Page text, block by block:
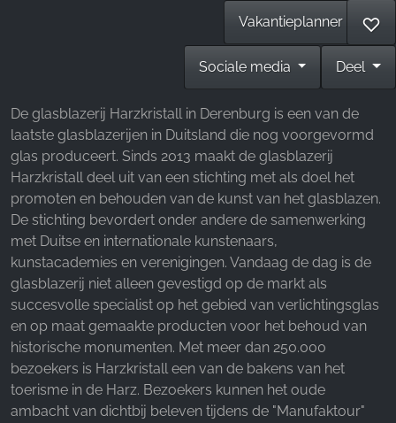
Vakantieplanner ♡
Deel
Sociale media
De glasblazerij Harzkristall in Derenburg is een van de
laatste glasblazerijen in Duitsland die nog voorgevormd
glas produceert. Sinds 2013 maakt de glasblazerij
Harzkristall deel uit van een stichting met als doel het
promoten en behouden van de kunst van het glasblazen.
De stichting bevordert onder andere de samenwerking
met Duitse en internationale kunstenaars,
kunstacademies en verenigingen. Vandaag de dag is de
glasblazerij niet alleen gevestigd op de markt als
succesvolle specialist op het gebied van verlichtingsglas
en op maat gemaakte producten voor het behoud van
historische monumenten. Met meer dan 250.000
bezoekers is Harzkristall een van de bakens van het
toerisme in de Harz. Bezoekers kunnen het oude
ambacht van dichtbij beleven tijdens de "Manufaktour"
Provider:
Facebook Ireland Ltd.
Purpose:
Advertentiemeting en marketing
3 maanden - 1 jaar
STATISTIEKEN
Cookies voor statistieken verzamelen anoniem
informatie. Deze informatie helpt ons te begrijpen
hoe onze bezoekers onze website gebruiken.
Google Analytics